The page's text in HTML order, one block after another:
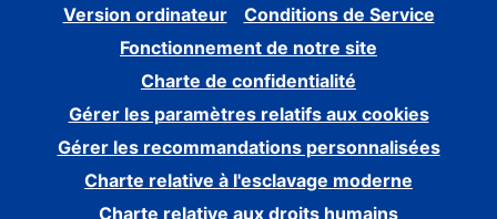
Version ordinateur
Conditions de Service
Fonctionnement de notre site
Charte de confidentialité
Gérer les paramètres relatifs aux cookies
Gérer les recommandations personnalisées
Charte relative à l'esclavage moderne
Charte relative aux droits humains